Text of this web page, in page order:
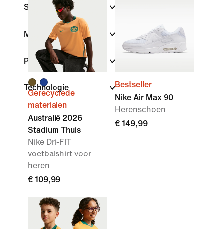
Sport
Merk
Pasvorm
Technologie
Gerecyclede
materialen
Australië 2026
Stadium Thuis
Nike Dri-FIT
voetbalshirt voor
heren
€ 109,99
Bestseller
Nike Air Max 90
Herenschoen
€ 149,99